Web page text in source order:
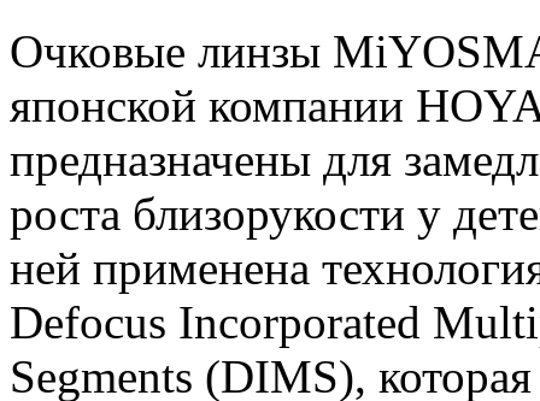
Очковые линзы
японской компании
предназначены для
роста близорукости у
ней применена
Defocus Incorporated
Segments (DIMS), которая